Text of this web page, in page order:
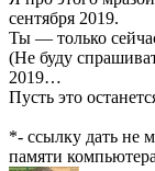
сентября 2019.
Ты — только
(Не буду
2019…
Пусть это
*- ссылку дать не
памяти